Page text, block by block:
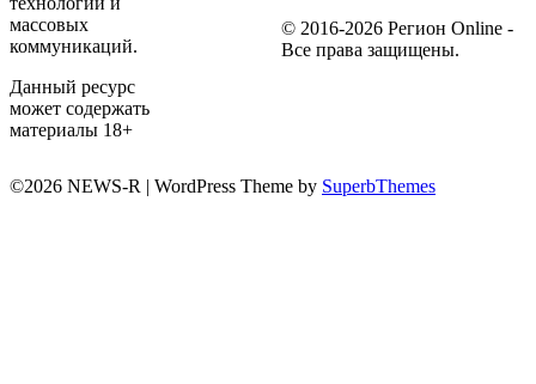
массовых
коммуникаций.
Данный ресурс
может содержать
материалы 18+
© 2016-2026 Регион Online -
Все права защищены.
©2026 NEWS-R | WordPress Theme by SuperbThemes